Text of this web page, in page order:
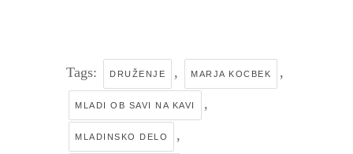
Tags: DRUŽENJE , MARJA KOCBEK ,
MLADI OB SAVI NA KAVI ,
MLADINSKO DELO ,